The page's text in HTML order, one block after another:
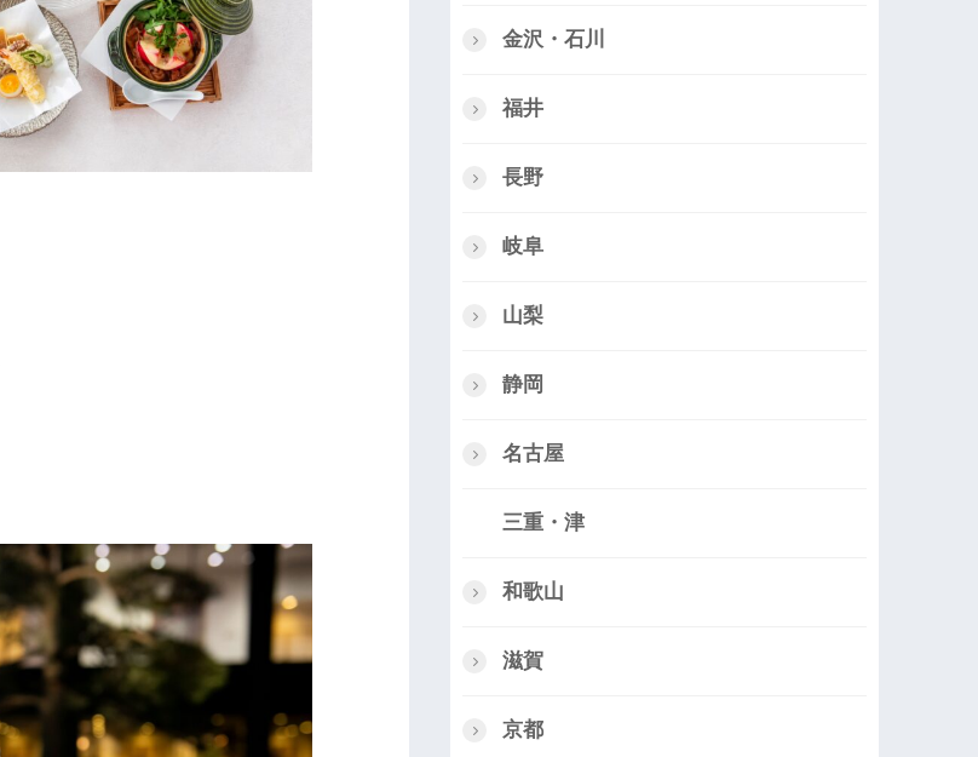
金沢・石川
福井
長野
岐阜
山梨
静岡
名古屋
三重・津
和歌山
滋賀
京都